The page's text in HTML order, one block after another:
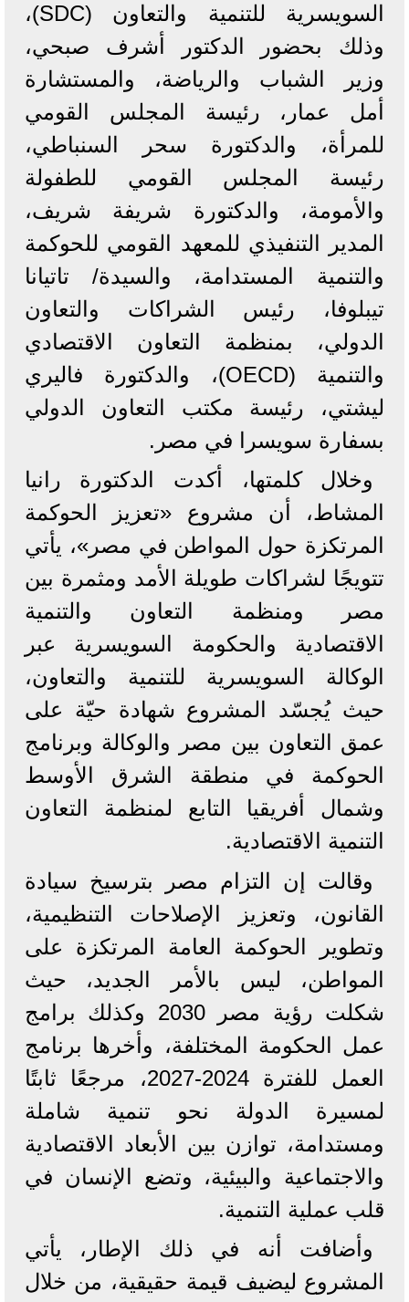
السويسرية للتنمية والتعاون (SDC)،
وذلك بحضور الدكتور أشرف صبحي،
وزير الشباب والرياضة، والمستشارة
أمل عمار، رئيسة المجلس القومي
للمرأة، والدكتورة سحر السنباطي،
رئيسة المجلس القومي للطفولة
والأمومة، والدكتورة شريفة شريف،
المدير التنفيذي للمعهد القومي للحوكمة
والتنمية المستدامة، والسيدة/ تاتيانا
تيبلوفا، رئيس الشراكات والتعاون
الدولي، بمنظمة التعاون الاقتصادي
‏والتنمية (OECD)، والدكتورة فاليري
ليشتي، رئيسة مكتب التعاون الدولي
بسفارة سويسرا في مصر.
وخلال كلمتها، أكدت الدكتورة رانيا
المشاط، أن مشروع «تعزيز الحوكمة
المرتكزة حول المواطن في مصر»، يأتي
تتويجًا لشراكات طويلة الأمد ومثمرة بين
مصر ومنظمة التعاون والتنمية
الاقتصادية والحكومة السويسرية عبر
الوكالة السويسرية للتنمية والتعاون،
حيث يُجسّد المشروع شهادة حيّة على
عمق التعاون بين مصر والوكالة وبرنامج
الحوكمة في منطقة الشرق الأوسط
وشمال أفريقيا التابع لمنظمة التعاون
التنمية الاقتصادية.
وقالت إن التزام مصر بترسيخ سيادة
القانون، وتعزيز الإصلاحات التنظيمية،
وتطوير الحوكمة العامة المرتكزة على
المواطن، ليس بالأمر الجديد، حيث
شكلت رؤية مصر 2030 وكذلك برامج
عمل الحكومة المختلفة، وأخرها برنامج
العمل للفترة 2024-2027، مرجعًا ثابتًا
لمسيرة الدولة نحو تنمية شاملة
ومستدامة، توازن بين الأبعاد الاقتصادية
والاجتماعية والبيئية، وتضع الإنسان في
قلب عملية التنمية.
وأضافت أنه في ذلك الإطار، يأتي
المشروع ليضيف قيمة حقيقية، من خلال